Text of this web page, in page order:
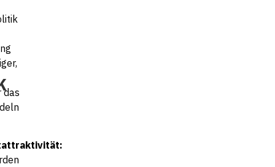
das
: